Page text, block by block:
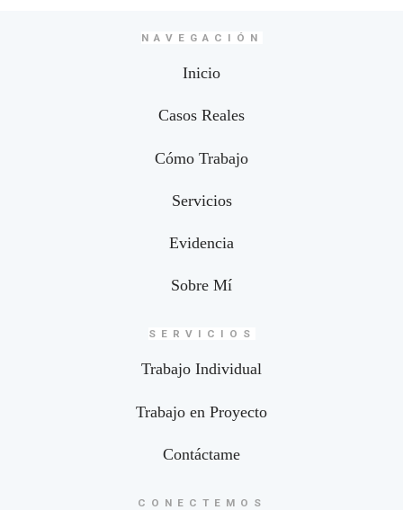
NAVEGACIÓN
Inicio
Casos Reales
Cómo Trabajo
Servicios
Evidencia
Sobre Mí
SERVICIOS
Trabajo Individual
Trabajo en Proyecto
Contáctame
CONECTEMOS